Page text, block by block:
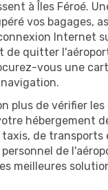
à Îles Féroé.
vos bagages,
Internet
de quitter
vous une
plus de vérifier
hébergement
taxis, de transports
de
meilleures